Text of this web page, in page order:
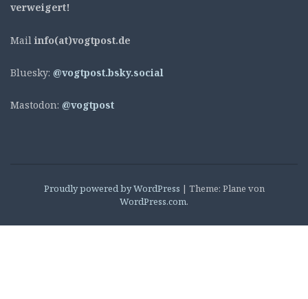
verweigert!
Mail info(at)vogtpost.de
Bluesky: @vogtpost.bsky.social
Mastodon: @vogtpost
Proudly powered by WordPress | Theme: Plane von
WordPress.com.